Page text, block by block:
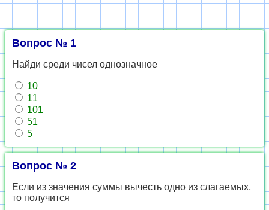
Вопрос № 1
Найди среди чисел однозначное
10
11
101
51
5
Вопрос № 2
Если из значения суммы вычесть одно из слагаемых,
то получится